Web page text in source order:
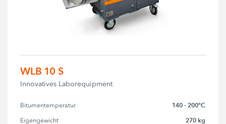
WLB 10 S
Innovatives Laborequipment
Bitumentemperatur 140 - 200°C
Eigengewicht 270 kg